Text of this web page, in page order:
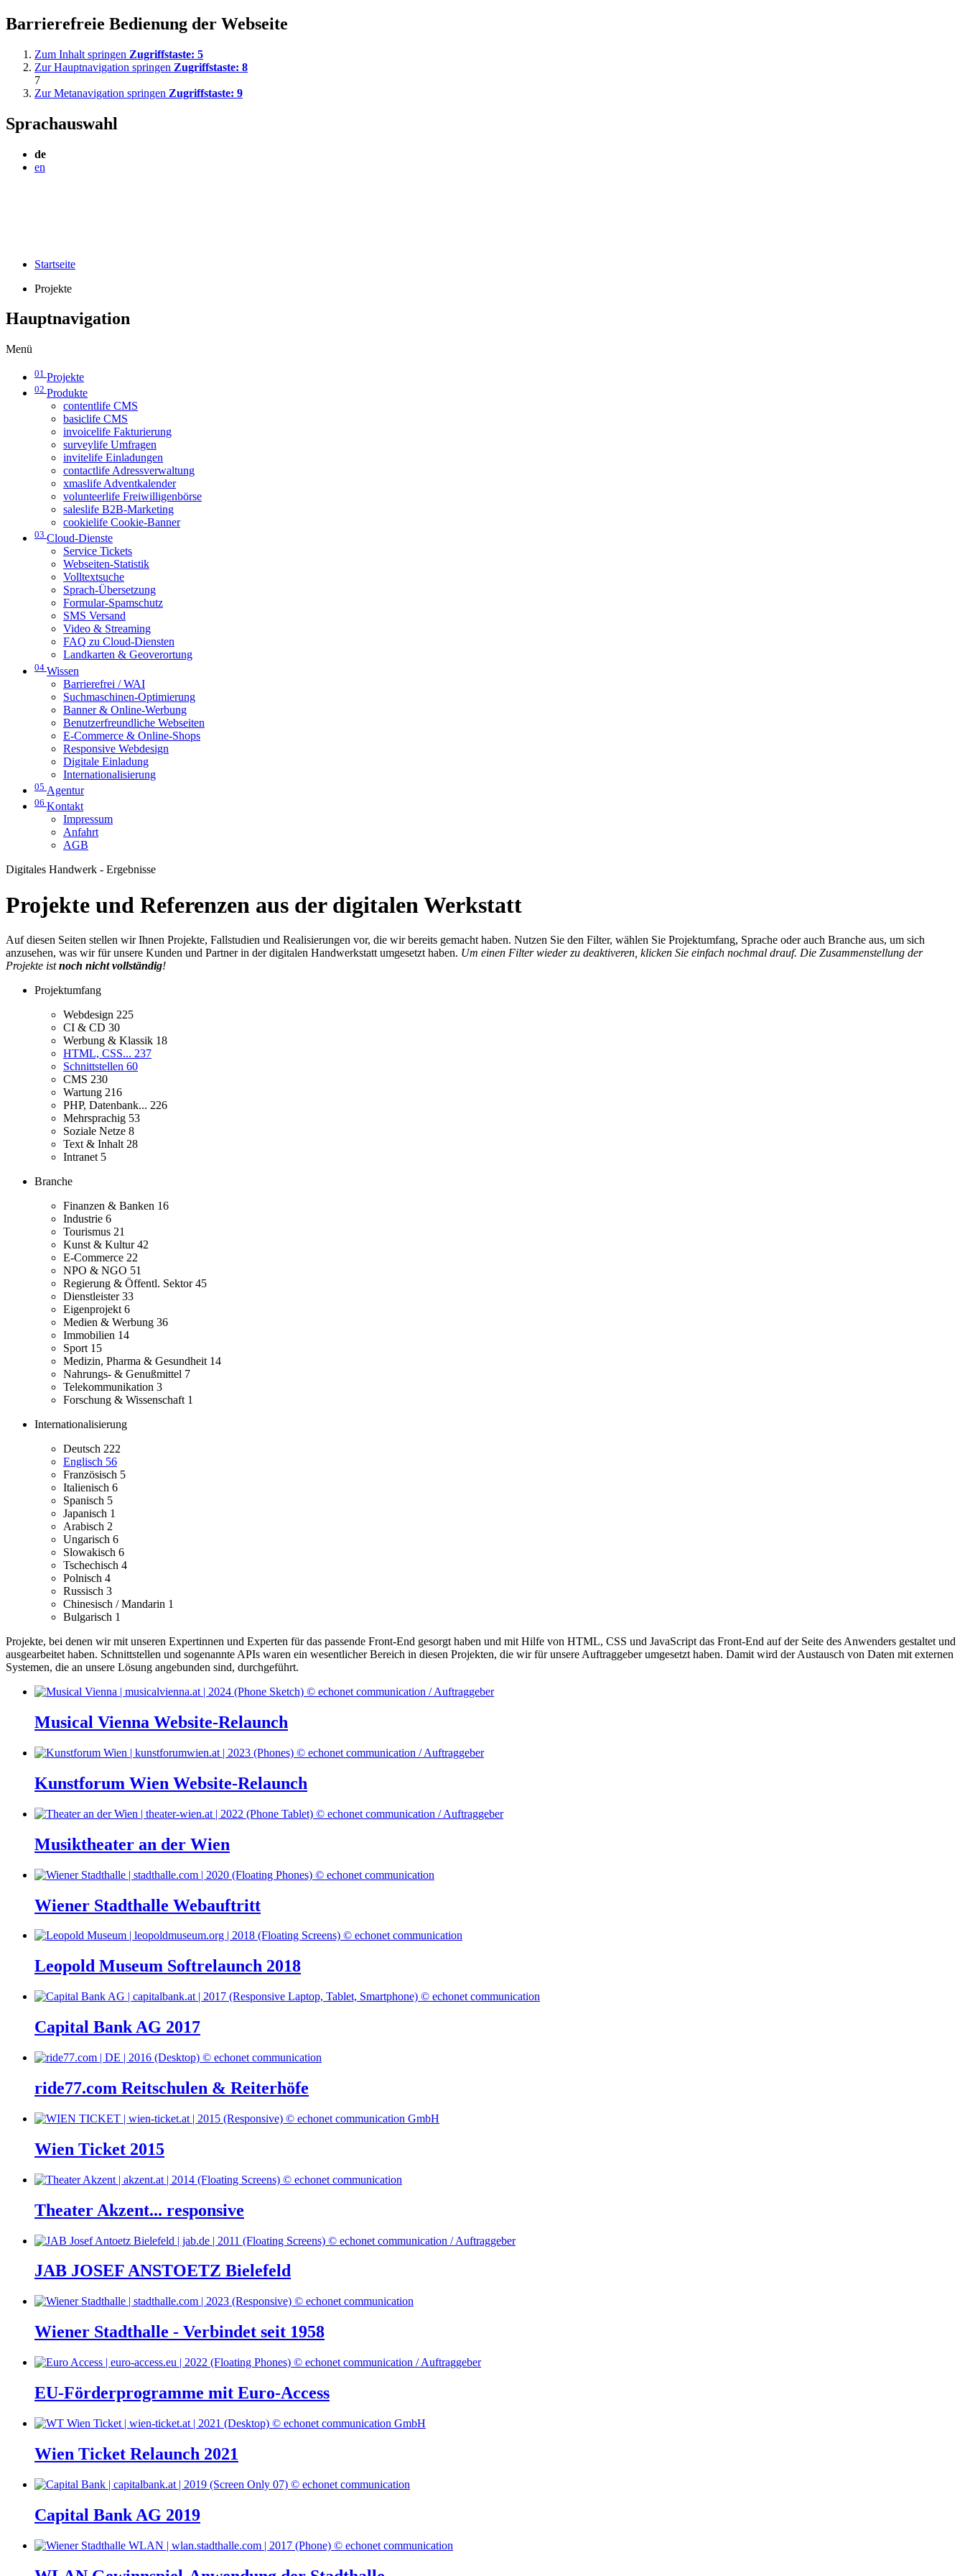
Barrierefreie Bedienung der Webseite
Zum Inhalt springen Zugriffstaste: 5
Zur Hauptnavigation springen Zugriffstaste: 8
7
Zur Metanavigation springen Zugriffstaste: 9
Sprachauswahl
de
en
Startseite
Projekte
Hauptnavigation
Menü
01 Projekte
02 Produkte
contentlife CMS
basiclife CMS
invoicelife Fakturierung
surveylife Umfragen
invitelife Einladungen
contactlife Adressverwaltung
xmaslife Adventkalender
volunteerlife Freiwilligenbörse
saleslife B2B-Marketing
cookielife Cookie-Banner
03 Cloud-Dienste
Service Tickets
Webseiten-Statistik
Volltextsuche
Sprach-Übersetzung
Formular-Spamschutz
SMS Versand
Video & Streaming
FAQ zu Cloud-Diensten
Landkarten & Geoverortung
04 Wissen
Barrierefrei / WAI
Suchmaschinen-Optimierung
Banner & Online-Werbung
Benutzerfreundliche Webseiten
E-Commerce & Online-Shops
Responsive Webdesign
Digitale Einladung
Internationalisierung
05 Agentur
06 Kontakt
Impressum
Anfahrt
AGB
Digitales Handwerk - Ergebnisse
Projekte und Referenzen aus der digitalen Werkstatt
Auf diesen Seiten stellen wir Ihnen Projekte, Fallstudien und Realisierungen vor, die wir bereits gemacht haben. Nutzen Sie den Filter, wählen Sie Projektumfang, Sprache oder auch Branche aus, um sich
anzusehen, was wir für unsere Kunden und Partner in der digitalen Handwerkstatt umgesetzt haben. Um einen Filter wieder zu deaktiveren, klicken Sie einfach nochmal drauf. Die Zusammenstellung der
Projekte istnoch nicht vollständig!
Projektumfang
Webdesign 225
CI & CD 30
Werbung & Klassik 18
HTML, CSS... 237
Schnittstellen 60
CMS 230
Wartung 216
PHP, Datenbank... 226
Mehrsprachig 53
Soziale Netze 8
Text & Inhalt 28
Intranet 5
Branche
Finanzen & Banken 16
Industrie 6
Tourismus 21
Kunst & Kultur42
E-Commerce 22
NPO & NGO 51
Regierung & Öffentl. Sektor45
Dienstleister33
Eigenprojekt 6
Medien & Werbung 36
Immobilien 14
Sport 15
Medizin, Pharma & Gesundheit 14
Nahrungs- & Genußmittel 7
Telekommunikation 3
Forschung & Wissenschaft 1
Internationalisierung
Deutsch 222
Englisch 56
Französisch 5
Italienisch 6
Spanisch 5
Japanisch 1
Arabisch 2
Ungarisch 6
Slowakisch 6
Tschechisch 4
Polnisch 4
Russisch 3
Chinesisch / Mandarin 1
Bulgarisch 1
Projekte, bei denen wir mit unseren Expertinnen und Experten für das passende Front-End gesorgt haben und mit Hilfe von HTML, CSS und JavaScript das Front-End auf der Seite des Anwenders gestaltet und
ausgearbeitet haben. Schnittstellen und sogenannte APIs waren ein wesentlicher Bereich in diesen Projekten, die wir für unsere Auftraggeber umgesetzt haben. Damit wird der Austausch von Daten mit externen
Systemen, die an unsere Lösung angebunden sind, durchgeführt.
Musical Vienna Website-Relaunch
Kunstforum Wien Website-Relaunch
Musiktheater an der Wien
Wiener Stadthalle Webauftritt
Leopold Museum Softrelaunch 2018
Capital Bank AG 2017
ride77.com Reitschulen & Reiterhöfe
Wien Ticket 2015
Theater Akzent... responsive
JAB JOSEF ANSTOETZ Bielefeld
Wiener Stadthalle - Verbindet seit 1958
EU-Förderprogramme mit Euro-Access
Wien Ticket Relaunch 2021
Capital Bank AG 2019